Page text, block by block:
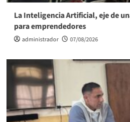
La Inteligencia Artificial, eje de
para emprendedores
administrador 07/08/2026